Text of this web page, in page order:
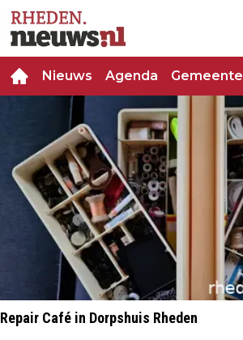
Nieuws Agenda Gemeente
Repair Café in Dorpshuis Rheden